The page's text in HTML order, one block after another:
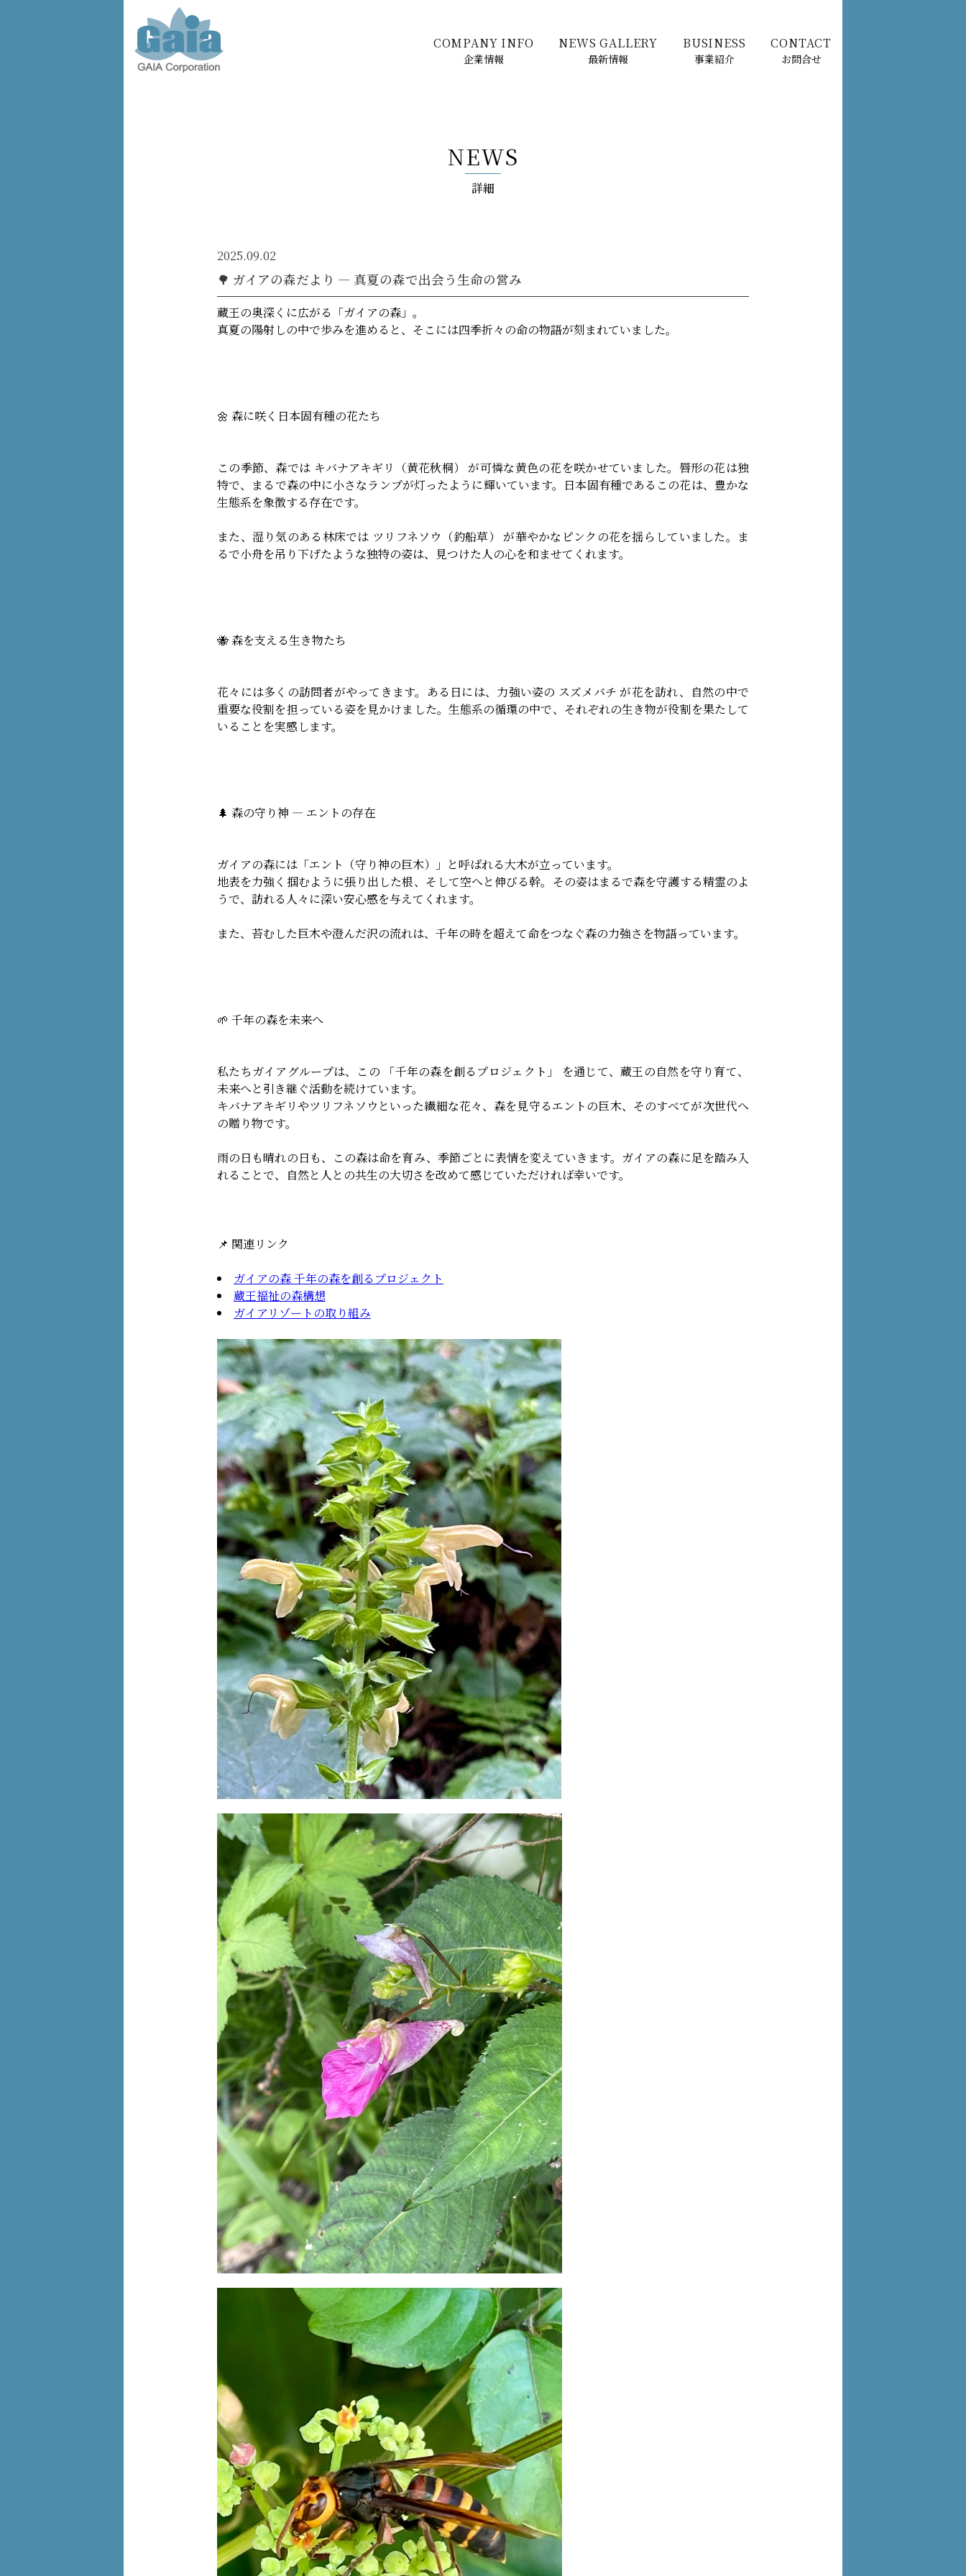
COMPANY INFO
企業情報
NEWS GALLERY
最新情報
BUSINESS
事業紹介
CONTACT
お問合せ
NEWS
詳細
2025.09.02
🌳 ガイアの森だより ― 真夏の森で出会う生命の営み
蔵王の奥深くに広がる「ガイアの森」。
真夏の陽射しの中で歩みを進めると、そこには四季折々の命の物語が刻まれていました。
🌼 森に咲く日本固有種の花たち
この季節、森では キバナアキギリ（黄花秋桐） が可憐な黄色の花を咲かせていました。唇形の花は独
特で、まるで森の中に小さなランプが灯ったように輝いています。日本固有種であるこの花は、豊かな
生態系を象徴する存在です。
また、湿り気のある林床では ツリフネソウ（釣船草） が華やかなピンクの花を揺らしていました。ま
るで小舟を吊り下げたような独特の姿は、見つけた人の心を和ませてくれます。
🐝 森を支える生き物たち
花々には多くの訪問者がやってきます。ある日には、力強い姿の スズメバチ が花を訪れ、自然の中で
重要な役割を担っている姿を見かけました。生態系の循環の中で、それぞれの生き物が役割を果たして
いることを実感します。
🌲 森の守り神 ― エントの存在
ガイアの森には「エント（守り神の巨木）」と呼ばれる大木が立っています。
地表を力強く掴むように張り出した根、そして空へと伸びる幹。その姿はまるで森を守護する精霊のよ
うで、訪れる人々に深い安心感を与えてくれます。
また、苔むした巨木や澄んだ沢の流れは、千年の時を超えて命をつなぐ森の力強さを物語っています。
🌱 千年の森を未来へ
私たちガイアグループは、この 「千年の森を創るプロジェクト」 を通じて、蔵王の自然を守り育て、
未来へと引き継ぐ活動を続けています。
キバナアキギリやツリフネソウといった繊細な花々、森を見守るエントの巨木、そのすべてが次世代へ
の贈り物です。
雨の日も晴れの日も、この森は命を育み、季節ごとに表情を変えていきます。ガイアの森に足を踏み入
れることで、自然と人との共生の大切さを改めて感じていただければ幸いです。
📌 関連リンク
ガイアの森 千年の森を創るプロジェクト
蔵王福祉の森構想
ガイアリゾートの取り組み